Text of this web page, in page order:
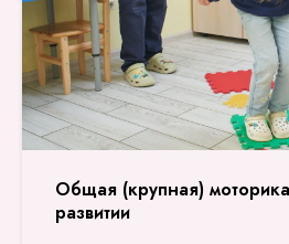
Общая (крупная)
развитии